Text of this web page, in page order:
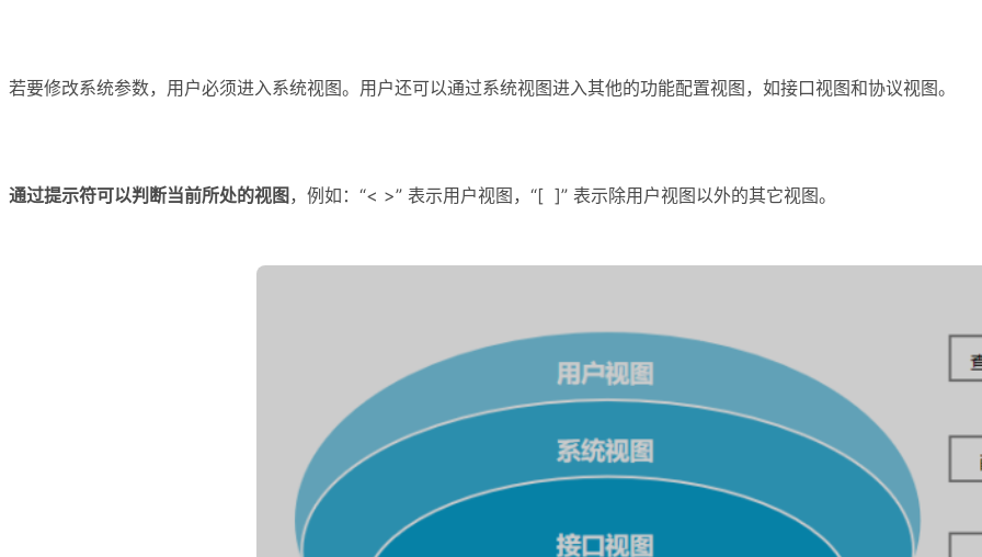
若要修改系统参数，用户必须进入系统视图。用户还可以通过系统视图进入其他的功能配置视图，如接口视图和协议视图。
通过提示符可以判断当前所处的视图，例如：“< >” 表示用户视图，“[ ]” 表示除用户视图以外的其它视图。